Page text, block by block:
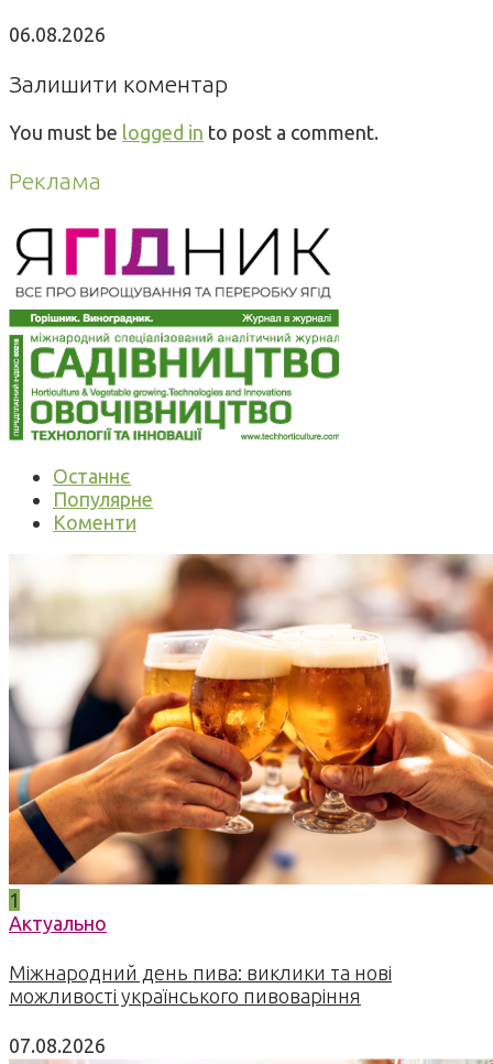
06.08.2026
Залишити коментар
You must be logged in to post a comment.
Реклама
Останнє
Популярне
Коменти
1
Актуально
Міжнародний день пива: виклики та нові
можливості українського пивоваріння
07.08.2026